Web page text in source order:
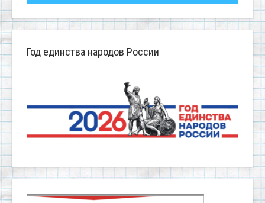
Год единства народов России